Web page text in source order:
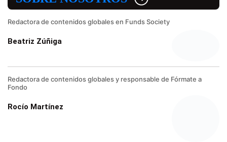
Redactora de contenidos globales en Funds Society
Beatriz Zúñiga
Redactora de contenidos globales y responsable de Fórmate a
Fondo
Rocío Martínez